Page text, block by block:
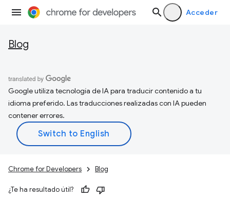
Acceder
Blog
Google utiliza tecnología de IA para traducir contenido a tu
idioma preferido. Las traducciones realizadas con IA pueden
contener errores.
Chrome for Developers Blog
¿Te ha resultado útil?